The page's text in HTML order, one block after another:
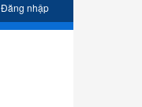
Đăng nhập